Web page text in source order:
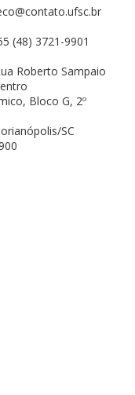
(48) 3721-9901
Roberto Sampaio
Bloco G, 2º
SC